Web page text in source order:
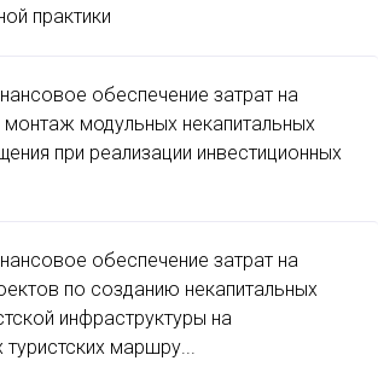
практики
обеспечение затрат на
монтаж модульных некапитальных
при реализации инвестиционных
обеспечение затрат на
по созданию некапитальных
инфраструктуры на
маршру...